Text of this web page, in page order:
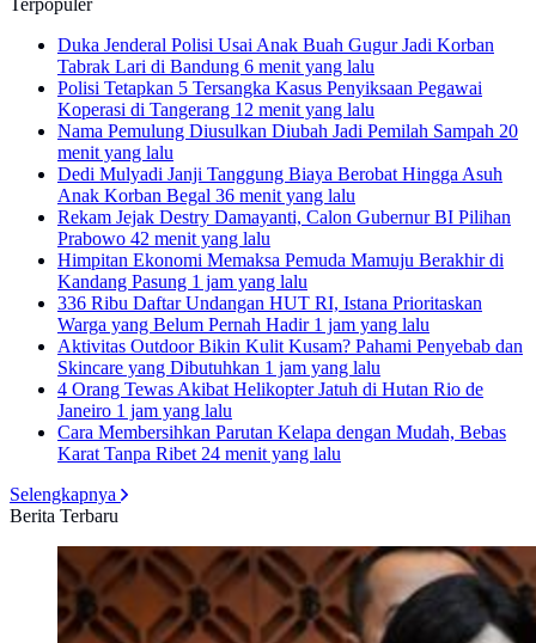
Terpopuler
Duka Jenderal Polisi Usai Anak Buah Gugur Jadi Korban
Tabrak Lari di Bandung 6 menit yang lalu
Polisi Tetapkan 5 Tersangka Kasus Penyiksaan Pegawai
Koperasi di Tangerang 12 menit yang lalu
Nama Pemulung Diusulkan Diubah Jadi Pemilah Sampah 20
menit yang lalu
Dedi Mulyadi Janji Tanggung Biaya Berobat Hingga Asuh
Anak Korban Begal 36 menit yang lalu
Rekam Jejak Destry Damayanti, Calon Gubernur BI Pilihan
Prabowo 42 menit yang lalu
Himpitan Ekonomi Memaksa Pemuda Mamuju Berakhir di
Kandang Pasung 1 jam yang lalu
336 Ribu Daftar Undangan HUT RI, Istana Prioritaskan
Warga yang Belum Pernah Hadir 1 jam yang lalu
Aktivitas Outdoor Bikin Kulit Kusam? Pahami Penyebab dan
Skincare yang Dibutuhkan 1 jam yang lalu
4 Orang Tewas Akibat Helikopter Jatuh di Hutan Rio de
Janeiro 1 jam yang lalu
Cara Membersihkan Parutan Kelapa dengan Mudah, Bebas
Karat Tanpa Ribet 24 menit yang lalu
Selengkapnya
Berita Terbaru